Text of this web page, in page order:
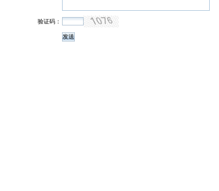
验证码：